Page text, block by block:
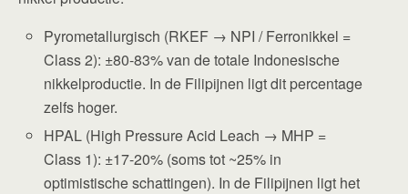
Pyrometallurgisch (RKEF → NPI / Ferronikkel =
Class 2): ±80-83% van de totale Indonesische
nikkelproductie. In de Filipijnen ligt dit percentage
zelfs hoger.
HPAL (High Pressure Acid Leach → MHP =
Class 1): ±17-20% (soms tot ~25% in
optimistische schattingen). In de Filipijnen ligt het